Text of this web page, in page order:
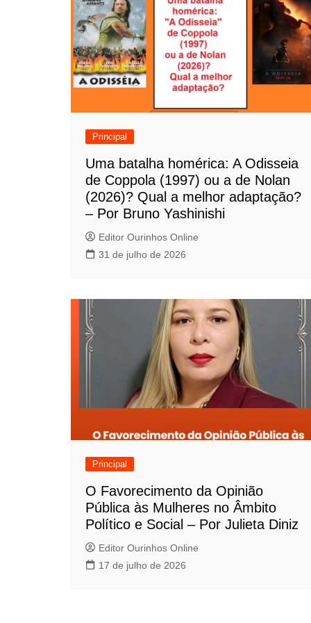
e
g
a
ç
ã
t
Principal
Uma batalha homérica: A Odisseia
de Coppola (1997) ou a de Nolan
(2026)? Qual a melhor adaptação?
– Por Bruno Yashinishi
Editor Ourinhos Online
31 de julho de 2026
Principal
O Favorecimento da Opinião
Pública às Mulheres no Âmbito
Político e Social – Por Julieta Diniz
Editor Ourinhos Online
17 de julho de 2026